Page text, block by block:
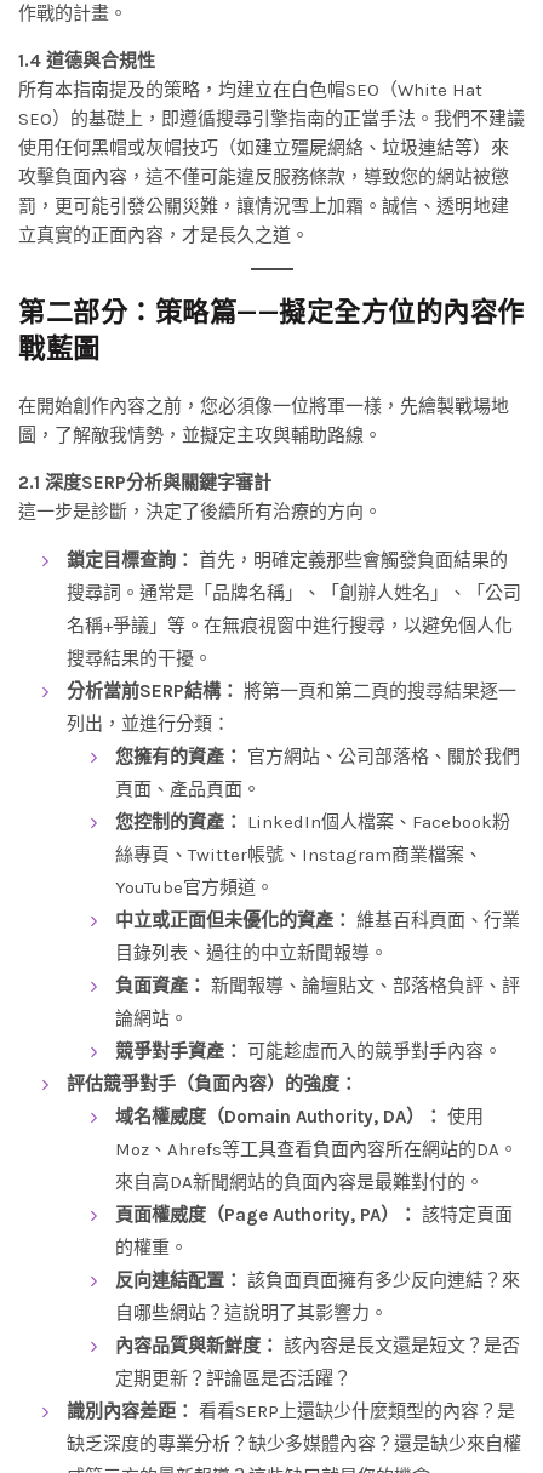
作戰的計畫。
1.4 道德與合規性
所有本指南提及的策略，均建立在白色帽SEO（White Hat
SEO）的基礎上，即遵循搜尋引擎指南的正當手法。我們不建議
使用任何黑帽或灰帽技巧（如建立殭屍網絡、垃圾連結等）來
攻擊負面內容，這不僅可能違反服務條款，導致您的網站被懲
罰，更可能引發公關災難，讓情況雪上加霜。誠信、透明地建
立真實的正面內容，才是長久之道。
第二部分：策略篇——擬定全方位的內容作
戰藍圖
在開始創作內容之前，您必須像一位將軍一樣，先繪製戰場地
圖，了解敵我情勢，並擬定主攻與輔助路線。
2.1 深度SERP分析與關鍵字審計
這一步是診斷，決定了後續所有治療的方向。
鎖定目標查詢： 首先，明確定義那些會觸發負面結果的
搜尋詞。通常是「品牌名稱」、「創辦人姓名」、「公司
名稱+爭議」等。在無痕視窗中進行搜尋，以避免個人化
搜尋結果的干擾。
分析當前SERP結構： 將第一頁和第二頁的搜尋結果逐一
列出，並進行分類：
您擁有的資產： 官方網站、公司部落格、關於我們
頁面、產品頁面。
您控制的資產： LinkedIn個人檔案、Facebook粉
絲專頁、Twitter帳號、Instagram商業檔案、
YouTube官方頻道。
中立或正面但未優化的資產： 維基百科頁面、行業
目錄列表、過往的中立新聞報導。
負面資產： 新聞報導、論壇貼文、部落格負評、評
論網站。
競爭對手資產： 可能趁虛而入的競爭對手內容。
評估競爭對手（負面內容）的強度：
域名權威度（Domain Authority, DA）： 使用
Moz、Ahrefs等工具查看負面內容所在網站的DA。
來自高DA新聞網站的負面內容是最難對付的。
頁面權威度（Page Authority, PA）： 該特定頁面
的權重。
反向連結配置： 該負面頁面擁有多少反向連結？來
自哪些網站？這說明了其影響力。
內容品質與新鮮度： 該內容是長文還是短文？是否
定期更新？評論區是否活躍？
識別內容差距： 看看SERP上還缺少什麼類型的內容？是
缺乏深度的專業分析？缺少多媒體內容？還是缺少來自權